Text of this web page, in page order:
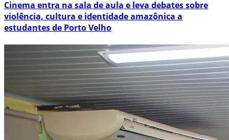
Cinema entra na sala de aula e leva debates sobre
violência, cultura e identidade amazônica a
estudantes de Porto Velho